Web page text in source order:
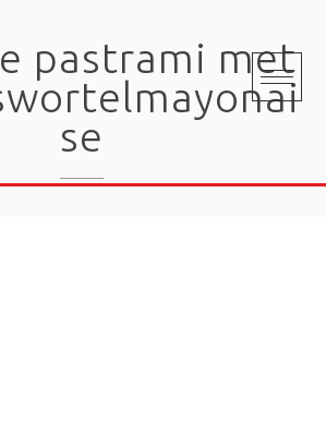
pastrami met
se